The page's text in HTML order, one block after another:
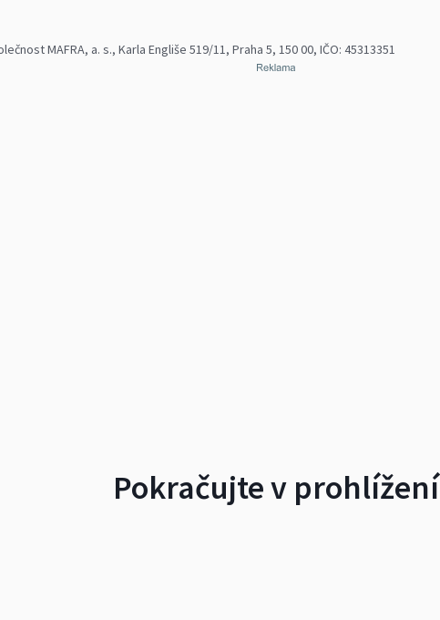
MAFRA, a. s., Karla Engliše 519/11, Praha 5, 150 00, IČO: 45313351
Pokračujte v prohlížení